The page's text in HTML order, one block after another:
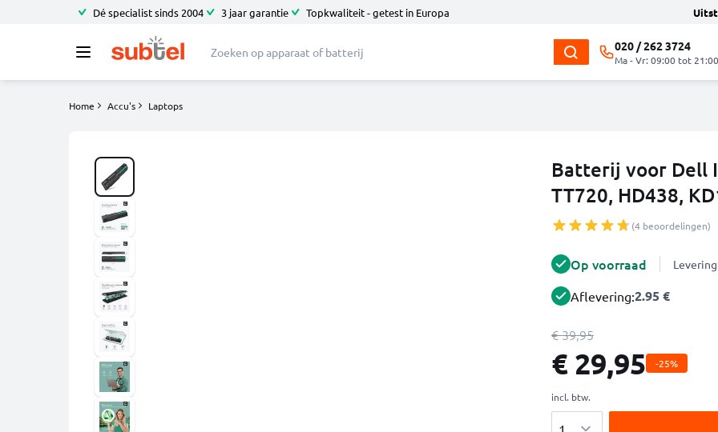
Dé specialist sinds 2004 3 jaar garantie Topkwaliteit - getest in Europa
020 / 262 3724
Ma - Vr: 09:00 tot 21:00
Home Accu's Laptops
Batterij voor Dell
TT720, HD438,
(4 beoordelingen)
Op voorraad
Aflevering:2.95 €
€ 39,95
€ 29,95 -25%
incl. btw.